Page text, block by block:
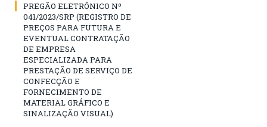
PREGÃO ELETRÔNICO Nº
041/2023/SRP (REGISTRO DE
PREÇOS PARA FUTURA E
EVENTUAL CONTRATAÇÃO
DE EMPRESA
ESPECIALIZADA PARA
PRESTAÇÃO DE SERVIÇO DE
CONFECÇÃO E
FORNECIMENTO DE
MATERIAL GRÁFICO E
SINALIZAÇÃO VISUAL)